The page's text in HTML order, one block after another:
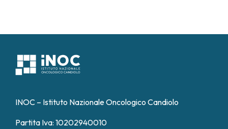
INOC – Istituto Nazionale Oncologico Candiolo
Partita Iva: 10202940010